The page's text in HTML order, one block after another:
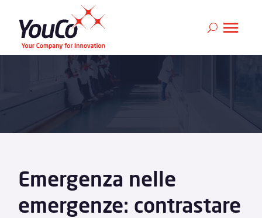
Emergenza nelle
emergenze: contrastare